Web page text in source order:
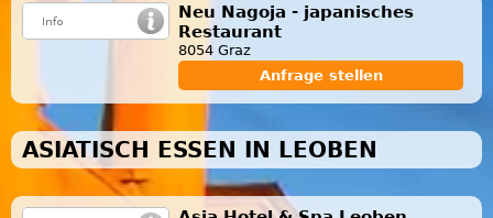
Neu Nagoja - japanisches
Restaurant
8054 Graz
Anfrage stellen
ASIATISCH ESSEN IN LEOBEN